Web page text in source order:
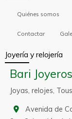
Quiénes somos
Contactar
Joyería y relojería
Bari Joyeros
Joyas, relojes,
Avenida de